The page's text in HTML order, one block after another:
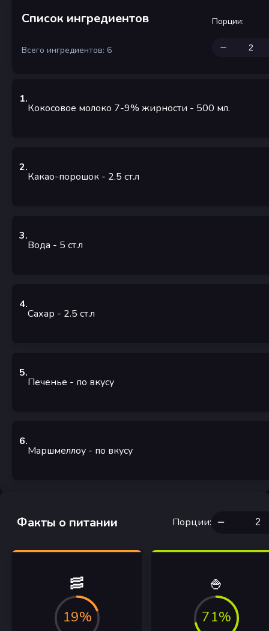
Список ингредиентов
Всего ингредиентов: 6
Порции:
1.
Кокосовое молоко 7-9% жирности - 500 мл.
2.
Какао-порошок - 2.5 ст.л
3.
Вода - 5 ст.л
4.
Сахар - 2.5 ст.л
5.
Печенье - по вкусу
6.
Маршмеллоу - по вкусу
Факты о питании Порции:
🥓
19%
🍚
71%